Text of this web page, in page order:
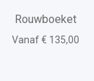
Rouwboeket
Vanaf € 135,00